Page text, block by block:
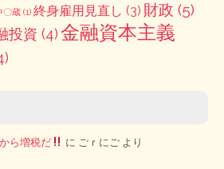
〇蔵 (1) 終身雇用見直し (3) 財政 (5)
投資 (4)金融資本主義
ら増税だ に ごｒにご より